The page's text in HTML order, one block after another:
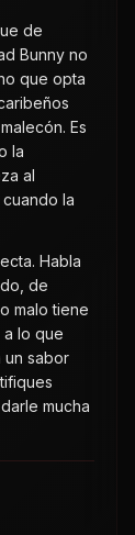
de
Bunny no
que opta
Es
la
al
la
Habla
de
malo tiene
a lo que
un sabor
mucha